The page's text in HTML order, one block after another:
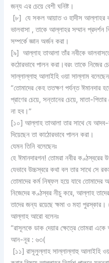
জন্য এর চেয়ে বেশী ঘনিষ্ট।
[৮] যে সকল আয়াত ও হাদীস আল্লাহর
ভালবাসা , তাকে আল্লাহর সম্মান প্রদর্শন
সম্পর্কে জ্ঞান অর্জন করা।
[৯] আল্লাহ তাআলা তাঁর নবীকে ভালবাসতে
কঠোরভাবে পালন করা।বরং তাকে নিজের
সাল্লাল্লাহু আলাইহি ওয়া সাল্লাম
“তোমাদের কেহ ততক্ষণ পর্যন্ত ঈমানদার
প্রাণের চেয়ে, সন্তানের চেয়ে, মাতা-
না হব।”
[১০] আল্লাহ তাআলা তার সাথে যে আদব-
দিয়েছেন তা কাঠোরভাবে পালন করা।
যেমন তিনি বলেছেনঃ
হে ঈমানদারগন! তোমরা নবীর কণ্ঠস্বরের
যেভাবে উচ্চস্বরে কথা বল তার সাথে সে
তোমাদের কর্ম নিষ্ফল হয়ে যাবে তোমাদের
নিজেদের কণ্ঠস্বর নীচু করে, আল্লাহ
তাদের জন্য রয়েছে ক্ষমা ও মহা
আল্লাহ আরো বলেনঃ
“রাসূলকে ডাক দেয়ার ক্ষেত্রে তোমরা
আন-নূর : ৬৩(
[১১] রাসূলুল্লাহ সাল্লাল্লাহু আলাইহি